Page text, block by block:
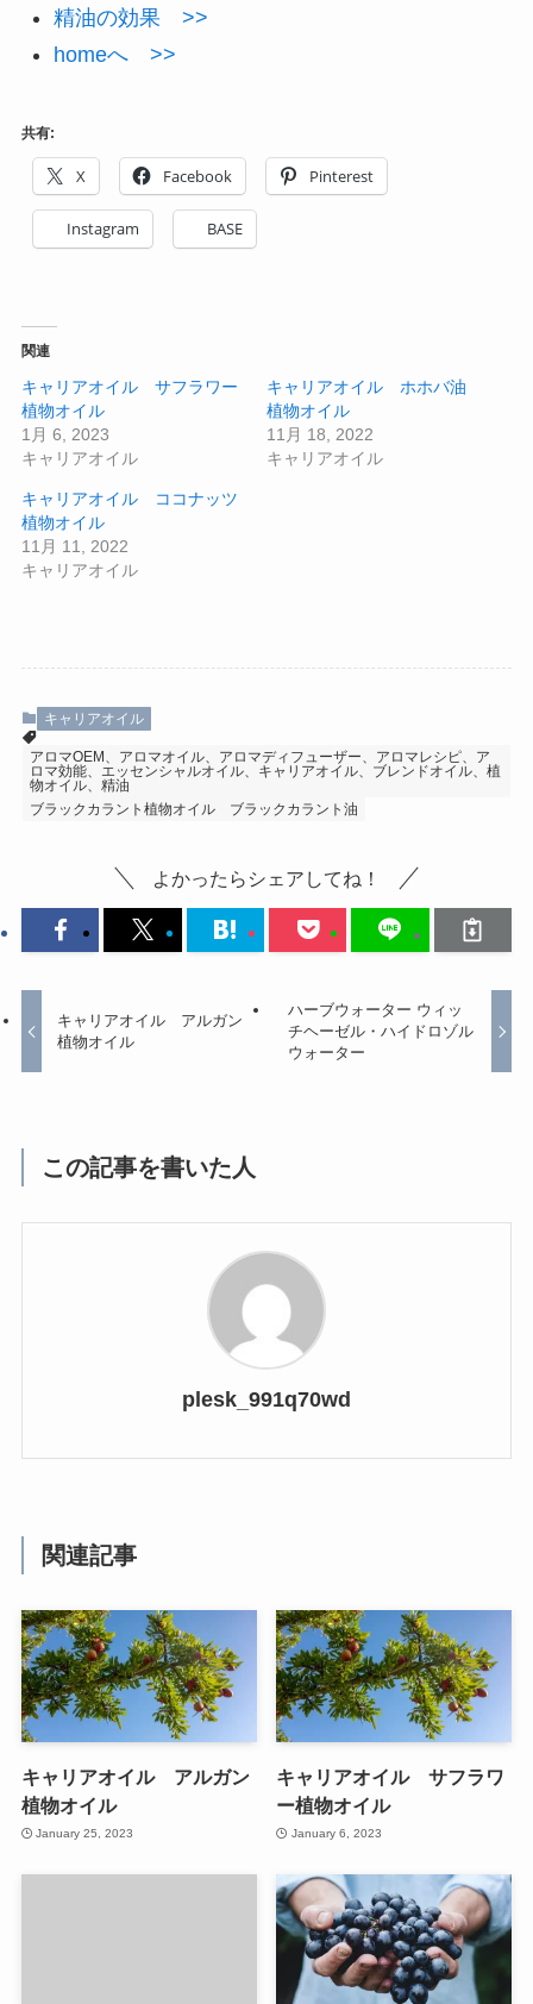
精油の効果 >>
homeへ >>
共有:
X Facebook Pinterest
Instagram BASE
関連
キャリアオイル サフラワー
植物オイル
1月 6, 2023
キャリアオイル
キャリアオイル ホホバ油
植物オイル
11月 18, 2022
キャリアオイル
キャリアオイル ココナッツ
植物オイル
11月 11, 2022
キャリアオイル
キャリアオイル
アロマOEM、アロマオイル、アロマディフューザー、アロマレシピ、ア
ロマ効能、エッセンシャルオイル、キャリアオイル、ブレンドオイル、植
物オイル、精油
ブラックカラント植物オイル
ブラックカラント油
よかったらシェアしてね！
キャリアオイル アルガン
植物オイル
ハーブウォーター ウィッ
チヘーゼル・ハイドロゾル
ウォーター
この記事を書いた人
plesk_991q70wd
関連記事
キャリアオイル アルガン
植物オイル
January 25, 2023
キャリアオイル サフラワ
ー植物オイル
January 6, 2023